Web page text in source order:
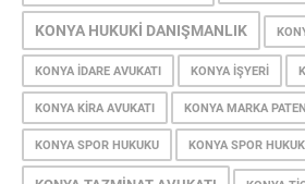
KONYA HUKUKI DANIŞMANLIK
KONYA IDARE AVUKATI KONYA IŞYERI
KONYA KIRA AVUKATI KONYA MARKA
KONYA SPOR HUKUKU KONYA SPOR